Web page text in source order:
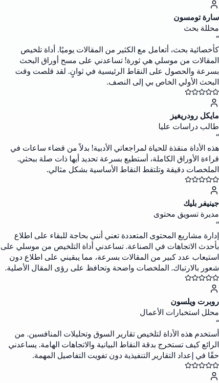
سارة تومسون
محللة بحث
“
كأخصائية بحث، أتعامل مع الكثير من المقالات يوميًا. أداة تلخيص
المقالات من موسلي هي ثورة! تساعدني على مسح أوراق البحث
بسرعة والحصول على النقاط الرئيسية في ثوانٍ. لقد قلصت وقت
البحث الأولي الخاص بي إلى النصف.
مايكل رودريغيز
طالب دراسات عليا
“
هذه الأداة منقذة للحياة لمراجعاتي الأدبية! بدلاً من قضاء ساعات في
قراءة الأوراق الكاملة، أستطيع بسرعة تحديد أيها ذات صلة ببحثي.
الملخصات دقيقة وتلتقط النقاط الأساسية بشكل مثالي.
جينيفر بليك
مديرة تسويق محتوى
“
إدارة مشاريع المحتوى المتعددة تعني أنني بحاجة للبقاء على اطلاع
بأحدث الاتجاهات في الصناعة. تساعدني أداة التلخيص من موسلي على
استيعاب عدد كبير من المقالات بسرعة، مما يبقيني على اطلاع دون
شعور بالارتباك. الملخصات واضحة وتحافظ على رؤى المقال الأصلية.
روبرت ويلسون
محلل استخبارات الأعمال
“
أستخدم هذه الأداة لتلخيص تقارير السوق وتحليلات المنافسين. من
الرائع كيف تستخرج بدقة النقاط البيانية والاتجاهات الهامة. يساعدني
حقًا في إعداد التقارير التنفيذية دون تفويت التفاصيل المهمة.